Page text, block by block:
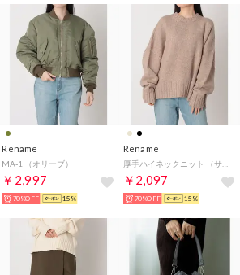
Rename
MA-1 （オリーブ）
￥2,997
70%OFF 15%
Rename
厚手ハイネックニット （サンドベージュ）
￥2,097
70%OFF 15%